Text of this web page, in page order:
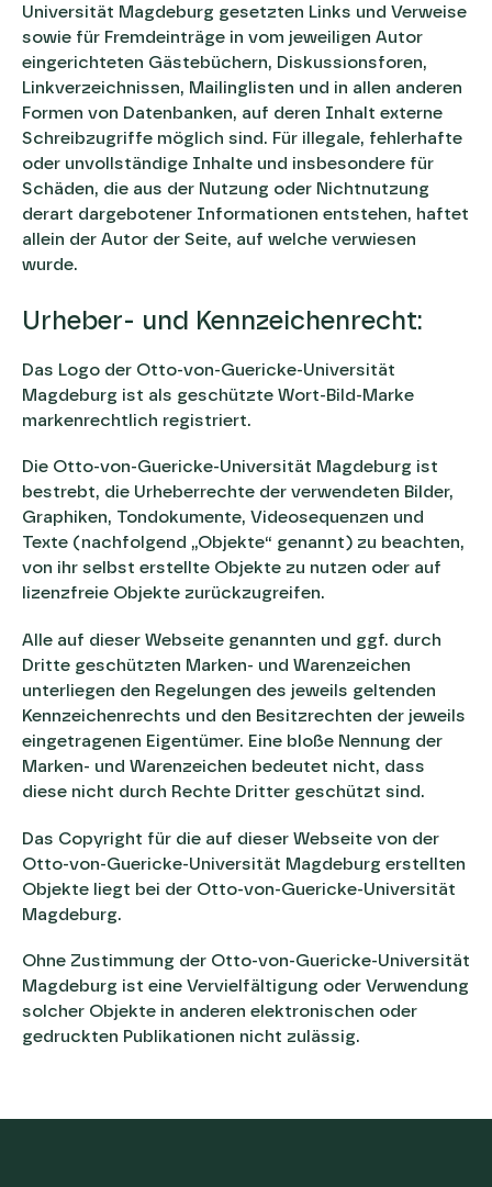
Universität Magdeburg gesetzten Links und Verweise
sowie für Fremdeinträge in vom jeweiligen Autor
eingerichteten Gästebüchern, Diskussionsforen,
Linkverzeichnissen, Mailinglisten und in allen anderen
Formen von Datenbanken, auf deren Inhalt externe
Schreibzugriffe möglich sind. Für illegale, fehlerhafte
oder unvollständige Inhalte und insbesondere für
Schäden, die aus der Nutzung oder Nichtnutzung
derart dargebotener Informationen entstehen, haftet
allein der Autor der Seite, auf welche verwiesen
wurde.
Urheber- und Kennzeichenrecht:
Das Logo der Otto-von-Guericke-Universität
Magdeburg ist als geschützte Wort-Bild-Marke
markenrechtlich registriert.
Die Otto-von-Guericke-Universität Magdeburg ist
bestrebt, die Urheberrechte der verwendeten Bilder,
Graphiken, Tondokumente, Videosequenzen und
Texte (nachfolgend „Objekte“ genannt) zu beachten,
von ihr selbst erstellte Objekte zu nutzen oder auf
lizenzfreie Objekte zurückzugreifen.
Alle auf dieser Webseite genannten und ggf. durch
Dritte geschützten Marken- und Warenzeichen
unterliegen den Regelungen des jeweils geltenden
Kennzeichenrechts und den Besitzrechten der jeweils
eingetragenen Eigentümer. Eine bloße Nennung der
Marken- und Warenzeichen bedeutet nicht, dass
diese nicht durch Rechte Dritter geschützt sind.
Das Copyright für die auf dieser Webseite von der
Otto-von-Guericke-Universität Magdeburg erstellten
Objekte liegt bei der Otto-von-Guericke-Universität
Magdeburg.
Ohne Zustimmung der Otto-von-Guericke-Universität
Magdeburg ist eine Vervielfältigung oder Verwendung
solcher Objekte in anderen elektronischen oder
gedruckten Publikationen nicht zulässig.